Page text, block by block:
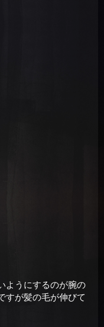
ようにするのが腕の
すが髪の毛が伸びて